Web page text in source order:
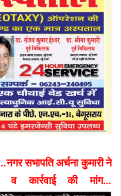
सभापति अर्चना कुमारी ने
कार्रवाई की मांग…